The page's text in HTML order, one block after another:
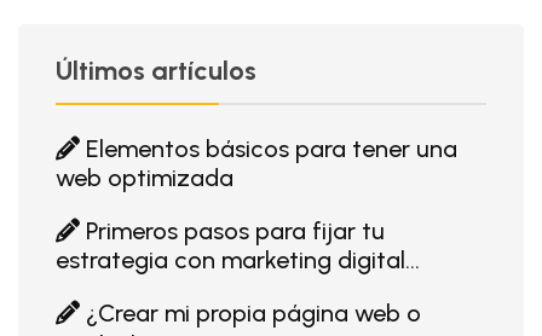
Últimos artículos
Elementos básicos para tener una
web optimizada
Primeros pasos para fijar tu
estrategia con marketing digital...
¿Crear mi propia página web o